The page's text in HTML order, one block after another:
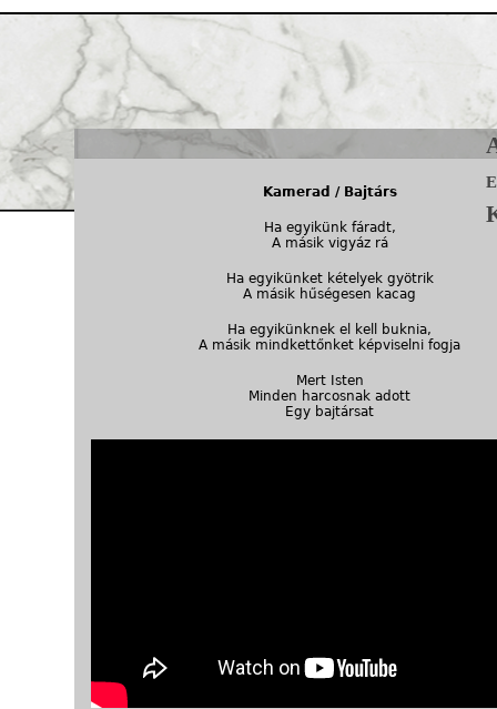
Jump to navigation
Kamerad / Bajtárs
Ha egyikünk fáradt,
A másik vigyáz rá
Ha egyikünket kételyek gyötrik
A másik hűségesen kacag
Ha egyikünknek el kell buknia,
A másik mindkettőnket képviselni fogja
Mert Isten
Minden harcosnak adott
Egy bajtársat